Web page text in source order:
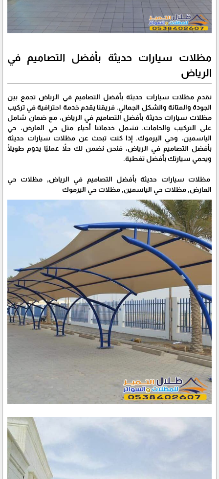
مظلات سيارات حديثة بأفضل التصاميم في
الرياض
نقدم مظلات سيارات حديثة بأفضل التصاميم في الرياض تجمع بين
الجودة والمتانة والشكل الجمالي. فريقنا يقدم خدمة احترافية في تركيب
مظلات سيارات حديثة بأفضل التصاميم في الرياض، مع ضمان شامل
على التركيب والخامات. تشمل خدماتنا أحياء مثل حي العارض، حي
الياسمين، وحي اليرموك. إذا كنت تبحث عن مظلات سيارات حديثة
بأفضل التصاميم في الرياض، فنحن نضمن لك حلاً عمليًا يدوم طويلًا
ويحمي سيارتك بأفضل تغطية.
مظلات سيارات حديثة بأفضل التصاميم في الرياض, مظلات حي
العارض, مظلات حي الياسمين, مظلات حي اليرموك